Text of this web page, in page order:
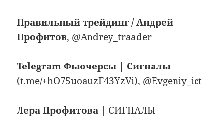
Правильный трейдинг / Андрей
Профитов, @Andrey_traader
Telegram Фьючерсы | Сигналы
(t.me/+hO75uoauzF43YzVi), @Evgeniy_ict
Лера Профитова | СИГНАЛЫ